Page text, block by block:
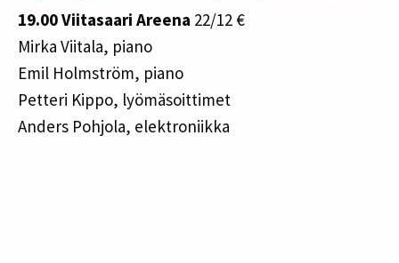
19.00 Viitasaari Areena 22/12 €
Mirka Viitala, piano
Emil Holmström, piano
Petteri Kippo, lyömäsoittimet
Anders Pohjola, elektroniikka